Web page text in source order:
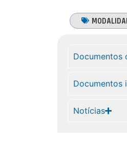
Documentos
Documentos
Notícias